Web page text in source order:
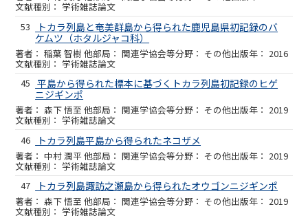
学術雑誌論文
53
トカラ列島と奄美群島から得られた鹿児島県初記録のバ
ケムツ（ホタルジャコ科）
稲葉 智樹 他 関連学協会等 その他 2016
学術雑誌論文
45 平島から得られた標本に基づくトカラ列島初記録のヒゲ
ニジギンポ
森下 悟至 他 関連学協会等 その他 2019
学術雑誌論文
46
トカラ列島平島から得られたネコザメ
中村 潤平 他 関連学協会等 その他 2019
学術雑誌論文
47
トカラ列島諏訪之瀬島から得られたオウゴンニジギンポ
森下 悟至 他 関連学協会等 その他 2019
学術雑誌論文